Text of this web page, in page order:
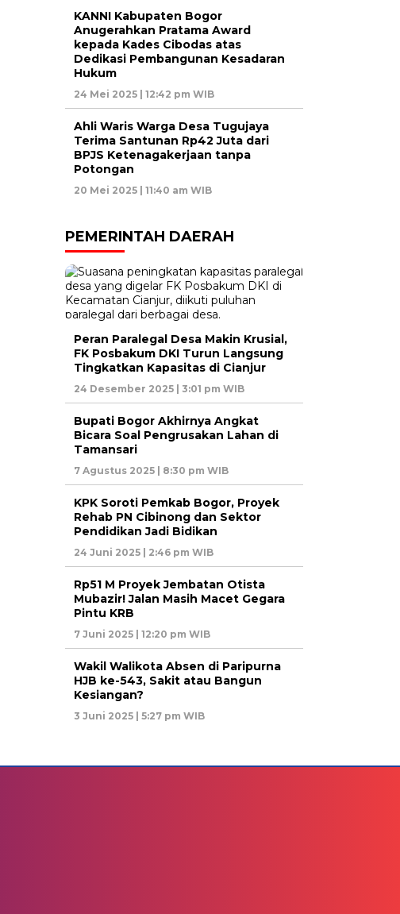
KANNI Kabupaten Bogor
Anugerahkan Pratama Award
kepada Kades Cibodas atas
Dedikasi Pembangunan Kesadaran
Hukum
24 Mei 2025 | 12:42 pm WIB
Ahli Waris Warga Desa Tugujaya
Terima Santunan Rp42 Juta dari
BPJS Ketenagakerjaan tanpa
Potongan
20 Mei 2025 | 11:40 am WIB
PEMERINTAH DAERAH
Peran Paralegal Desa Makin Krusial,
FK Posbakum DKI Turun Langsung
Tingkatkan Kapasitas di Cianjur
24 Desember 2025 | 3:01 pm WIB
Bupati Bogor Akhirnya Angkat
Bicara Soal Pengrusakan Lahan di
Tamansari
7 Agustus 2025 | 8:30 pm WIB
KPK Soroti Pemkab Bogor, Proyek
Rehab PN Cibinong dan Sektor
Pendidikan Jadi Bidikan
24 Juni 2025 | 2:46 pm WIB
Rp51 M Proyek Jembatan Otista
Mubazir! Jalan Masih Macet Gegara
Pintu KRB
7 Juni 2025 | 12:20 pm WIB
Wakil Walikota Absen di Paripurna
HJB ke-543, Sakit atau Bangun
Kesiangan?
3 Juni 2025 | 5:27 pm WIB